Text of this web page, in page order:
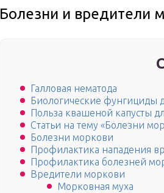
Болезни и вредители
Галловая нематода
Биологические фунгициды
Польза квашеной капусты
Статьи на тему «Болезни
Болезни моркови
Профилактика нападения
Профилактика болезней
Вредители моркови
Морковная муха